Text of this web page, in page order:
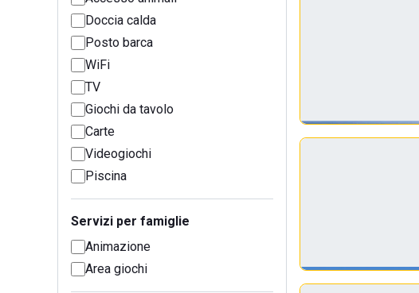
Doccia calda
Posto barca
WiFi
TV
Giochi da tavolo
Carte
Videogiochi
Piscina
Servizi per famiglie
Animazione
Area giochi